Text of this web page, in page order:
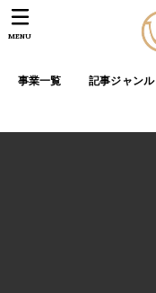
事業一覧 記事ジャンル
MENU